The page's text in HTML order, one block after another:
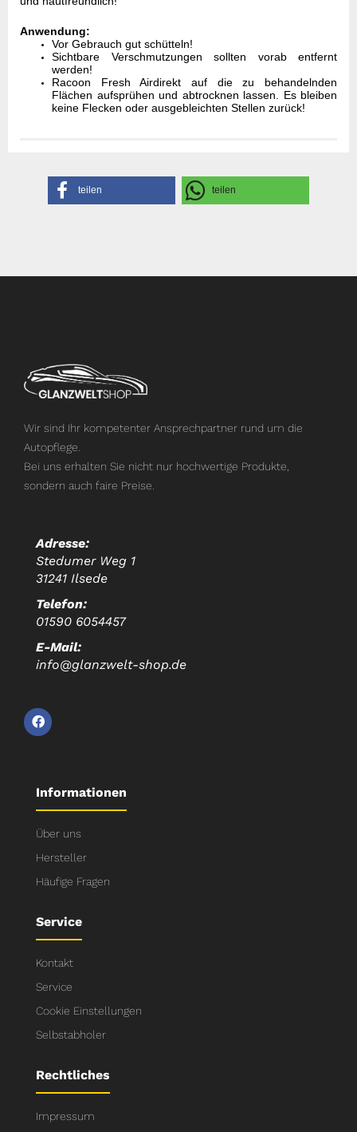
Anwendung:
Vor Gebrauch gut schütteln!
Sichtbare Verschmutzungen sollten vorab entfernt
werden!
Racoon Fresh Airdirekt auf die zu behandelnden
Flächen aufsprühen und abtrocknen lassen. Es bleiben
keine Flecken oder ausgebleichten Stellen zurück!
teilen teilen
Wir sind Ihr kompetenter Ansprechpartner rund um die
Autopflege.
Bei uns erhalten Sie nicht nur hochwertige Produkte,
sondern auch faire Preise.
Adresse:
Stedumer Weg 1
31241 Ilsede
Telefon:
01590 6054457
E-Mail:
info@glanzwelt-shop.de
Informationen
Über uns
Hersteller
Häufige Fragen
Service
Kontakt
Service
Cookie Einstellungen
Selbstabholer
Rechtliches
Impressum